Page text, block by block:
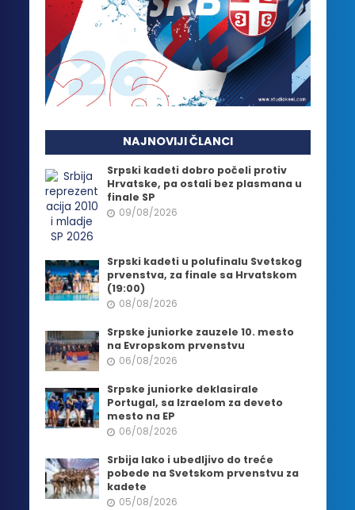
NAJNOVIJI ČLANCI
Srpski kadeti dobro počeli protiv
Hrvatske, pa ostali bez plasmana u
finale SP
09/08/2026
Srpski kadeti u polufinalu Svetskog
prvenstva, za finale sa Hrvatskom
(19:00)
08/08/2026
Srpske juniorke zauzele 10. mesto
na Evropskom prvenstvu
06/08/2026
Srpske juniorke deklasirale
Portugal, sa Izraelom za deveto
mesto na EP
06/08/2026
Srbija lako i ubedljivo do treće
pobede na Svetskom prvenstvu za
kadete
05/08/2026